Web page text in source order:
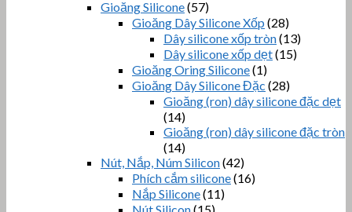
Gioăng Silicone(57)
Gioăng Dây Silicone Xốp (28)
Dây silicone xốp tròn(13)
Dây silicone xốp dẹt(15)
Gioăng Oring Silicone(1)
Gioăng Dây Silicone Đặc (28)
Gioăng (ron) dây silicone đặc dẹt
(14)
Gioăng (ron) dây silicone đặc tròn
(14)
Nút, Nắp, Núm Silicon(42)
Phích cắm silicone(16)
Nắp Silicone(11)